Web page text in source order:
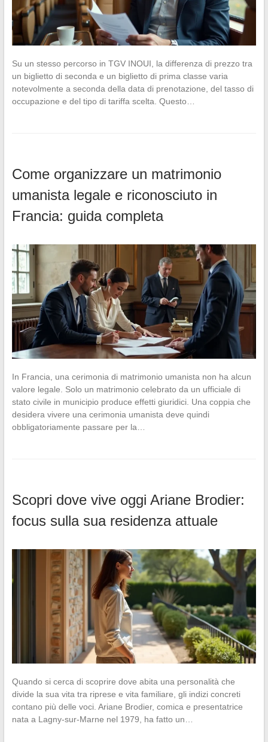
Su un stesso percorso in TGV INOUI, la differenza di prezzo tra
un biglietto di seconda e un biglietto di prima classe varia
notevolmente a seconda della data di prenotazione, del tasso di
occupazione e del tipo di tariffa scelta. Questo…
Come organizzare un matrimonio
umanista legale e riconosciuto in
Francia: guida completa
In Francia, una cerimonia di matrimonio umanista non ha alcun
valore legale. Solo un matrimonio celebrato da un ufficiale di
stato civile in municipio produce effetti giuridici. Una coppia che
desidera vivere una cerimonia umanista deve quindi
obbligatoriamente passare per la…
Scopri dove vive oggi Ariane Brodier:
focus sulla sua residenza attuale
Quando si cerca di scoprire dove abita una personalità che
divide la sua vita tra riprese e vita familiare, gli indizi concreti
contano più delle voci. Ariane Brodier, comica e presentatrice
nata a Lagny-sur-Marne nel 1979, ha fatto un…